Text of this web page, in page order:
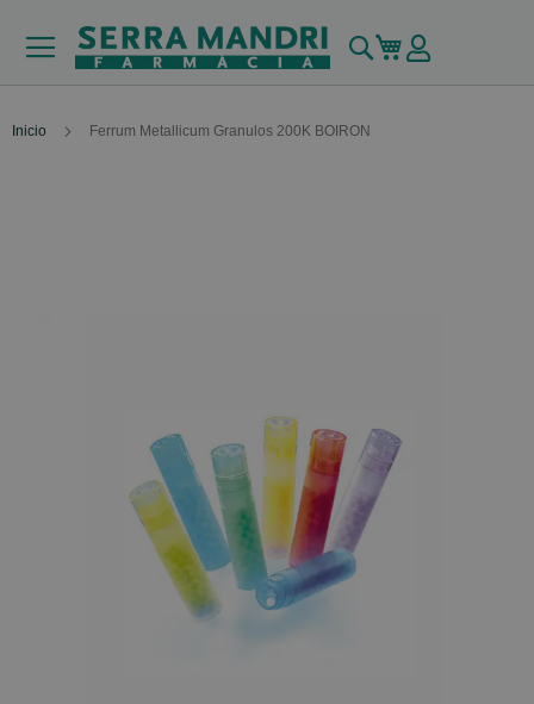
Buscar
Mi carrito
Inicio Ferrum Metallicum Granulos 200K BOIRON